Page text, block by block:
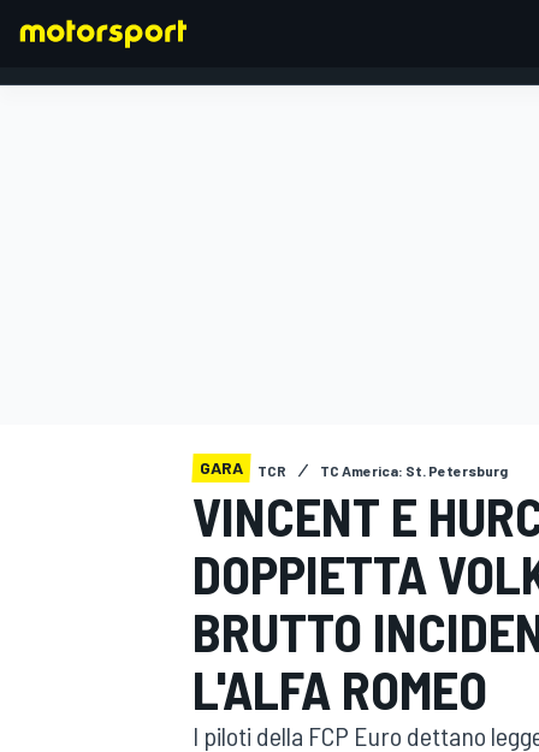
MOTOGP WEC
GARA TCR TC America: St. Petersburg
VINCENT E
DOPPIETTA
BRUTTO
L'ALFA ROMEO
I piloti della FCP Euro dettano